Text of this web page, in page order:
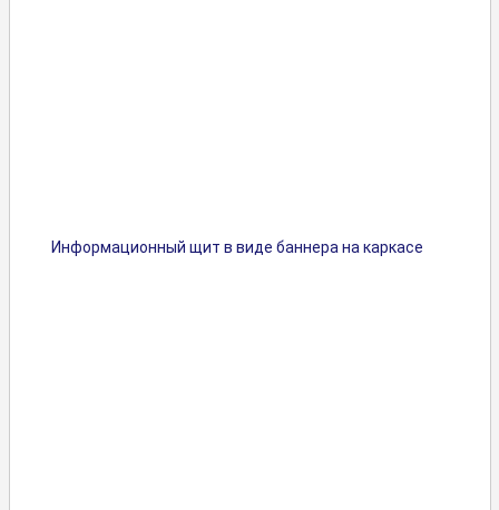
Информационный щит в виде баннера на каркасе